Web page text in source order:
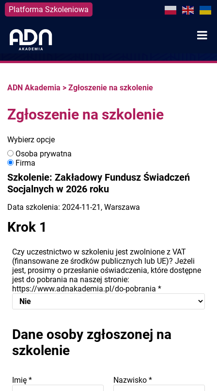
Platforma Szkoleniowa
content
ADN Akademia > Zgłoszenie na szkolenie
Zgłoszenie na szkolenie
Wybierz opcje
Osoba prywatna
Firma
Szkolenie: Zakładowy Fundusz Świadczeń
Socjalnych w 2026 roku
Data szkolenia: 2024-11-21, Warszawa
Krok 1
Czy uczestnictwo w szkoleniu jest zwolnione z VAT
(finansowane ze środków publicznych lub UE)? Jeżeli
jest, prosimy o przesłanie oświadczenia, które dostępne
jest do pobrania na naszej stronie:
https://www.adnakademia.pl/do-pobrania *
Dane osoby zgłoszonej na
szkolenie
Imię * Nazwisko *